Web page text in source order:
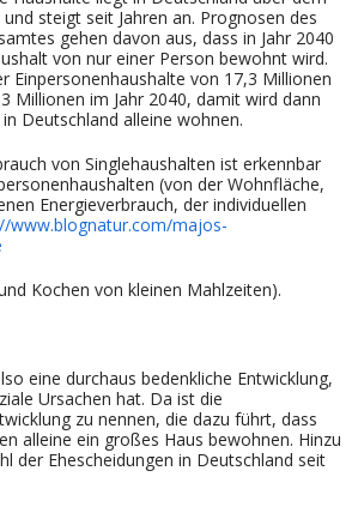
steigt seit Jahren an. Prognosen des
gehen davon aus, dass in Jahr 2040
von nur einer Person bewohnt wird.
Einpersonenhaushalte von 17,3 Millionen
Millionen im Jahr 2040, damit wird dann
Deutschland alleine wohnen.
von Singlehaushalten ist erkennbar
(von der Wohnfläche,
Energieverbrauch, der individuellen
www.blognatur.com/majos-
Kochen von kleinen Mahlzeiten).
eine durchaus bedenkliche Entwicklung,
Ursachen hat. Da ist die
zu nennen, die dazu führt, dass
alleine ein großes Haus bewohnen. Hinzu
der Ehescheidungen in Deutschland seit